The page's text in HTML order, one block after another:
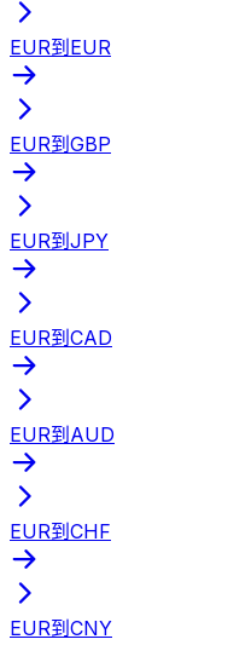
EUR到EUR
EUR到GBP
EUR到JPY
EUR到CAD
EUR到AUD
EUR到CHF
EUR到CNY